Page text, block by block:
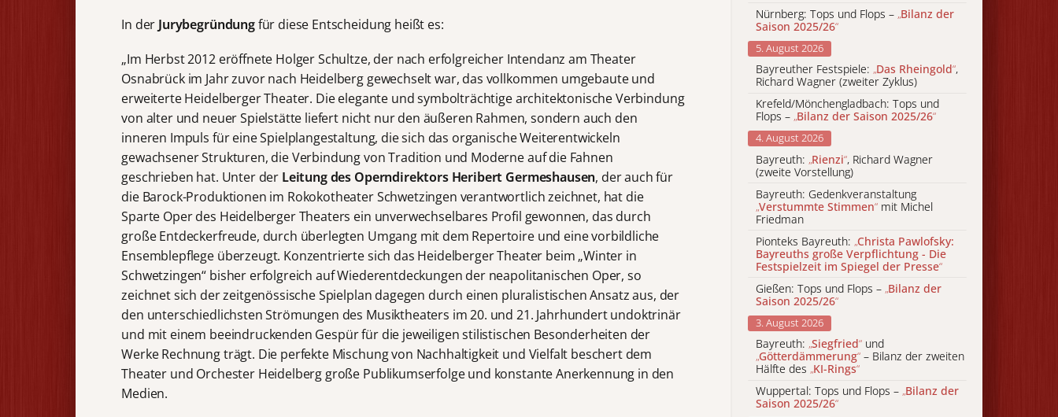
In der Jurybegründungfür diese Entscheidung heißt es:
„Im Herbst 2012 eröffnete Holger Schultze, der nach erfolgreicher Intendanz am Theater
Osnabrück im Jahr zuvor nach Heidelberg gewechselt war, das vollkommen umgebaute und
erweiterte Heidelberger Theater. Die elegante und symbolträchtige architektonische Verbindung
von alter und neuer Spielstätte liefert nicht nur den äußeren Rahmen, sondern auch den
inneren Impuls für eine Spielplangestaltung, die sich das organische Weiterentwickeln
gewachsener Strukturen, die Verbindung von Tradition und Moderne auf die Fahnen
geschrieben hat. Unter der Leitung des Operndirektors Heribert Germeshausen, der auch für
die Barock-Produktionen im Rokokotheater Schwetzingen verantwortlich zeichnet, hat die
Sparte Oper des Heidelberger Theaters ein unverwechselbares Profil gewonnen, das durch
große Entdeckerfreude, durch überlegten Umgang mit dem Repertoire und eine vorbildliche
Ensemblepflege überzeugt. Konzentrierte sich das Heidelberger Theater beim „Winter in
Schwetzingen“ bisher erfolgreich auf Wiederentdeckungen der neapolitanischen Oper, so
zeichnet sich der zeitgenössische Spielplan dagegen durch einen pluralistischen Ansatz aus, der
den unterschiedlichsten Strömungen des Musiktheaters im 20. und 21. Jahrhundert undoktrinär
und mit einem beeindruckenden Gespür für die jeweiligen stilistischen Besonderheiten der
Werke Rechnung trägt. Die perfekte Mischung von Nachhaltigkeit und Vielfalt beschert dem
Theater und Orchester Heidelberg große Publikumserfolge und konstante Anerkennung in den
Medien.
Nürnberg: Tops und Flops – „Bilanz der
Saison 2025/26“
5. August 2026
Bayreuther Festspiele: „Das Rheingold“,
Richard Wagner (zweiter Zyklus)
Krefeld/Mönchengladbach: Tops und
Flops – „Bilanz der Saison 2025/26“
4. August 2026
Bayreuth: „Rienzi“, Richard Wagner
(zweite Vorstellung)
Bayreuth: Gedenkveranstaltung
„Verstummte Stimmen“ mit Michel
Friedman
Pionteks Bayreuth: „Christa Pawlofsky:
Bayreuths große Verpflichtung - Die
Festspielzeit im Spiegel der Presse“
Gießen: Tops und Flops – „Bilanz der
Saison 2025/26“
3. August 2026
Bayreuth: „Siegfried“ und
„Götterdämmerung“ – Bilanz der zweiten
Hälfte des „KI-Rings“
Wuppertal: Tops und Flops – „Bilanz der
Saison 2025/26“